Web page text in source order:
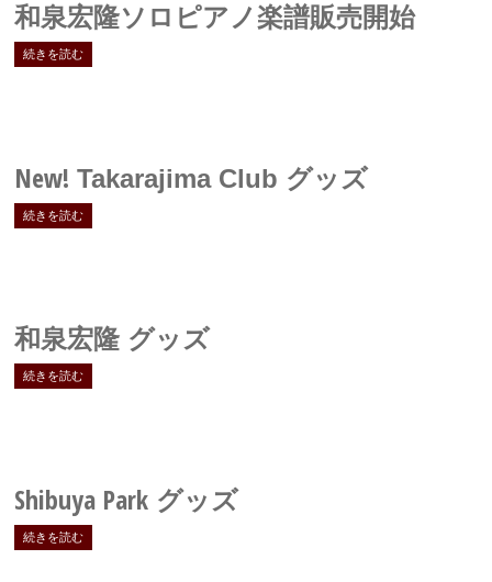
和泉宏隆ソロピアノ楽譜販売開始
続きを読む
New! Takarajima Club グッズ
続きを読む
和泉宏隆 グッズ
続きを読む
Shibuya Park グッズ
続きを読む